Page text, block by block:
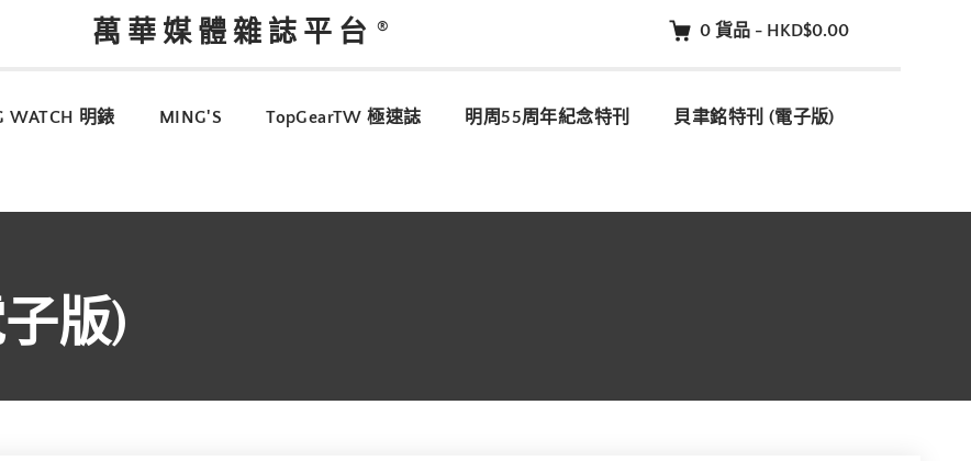
萬華媒體雜誌平台 0 貨品 - HKD$0.00
WATCH 明錶 MING'S TopGearTW 極速誌 明周55周年紀念特刊 貝聿銘特刊 (電子版)
版)